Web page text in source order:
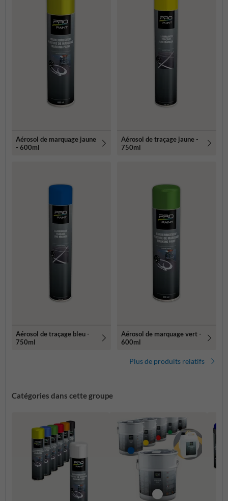
Aérosol de marquage jaune
- 600ml
Aérosol de traçage jaune -
750ml
Aérosol de traçage bleu -
750ml
Aérosol de marquage vert -
600ml
Plus de produits relatifs
Catégories dans cette groupe